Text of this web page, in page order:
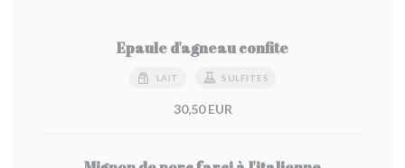
Epaule d'agneau confite
LAIT SULFITES
30,50 EUR